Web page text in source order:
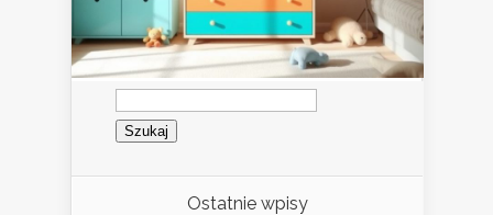
Szukaj:
Ostatnie wpisy